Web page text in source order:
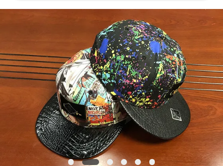
SITEMAP
POLICY